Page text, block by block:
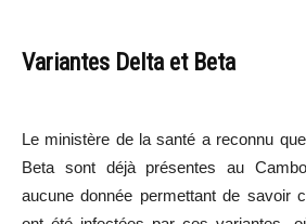
Variantes Delta et Beta
Le ministère de la santé a reconnu
Beta sont déjà présentes au
aucune donnée permettant de savoir